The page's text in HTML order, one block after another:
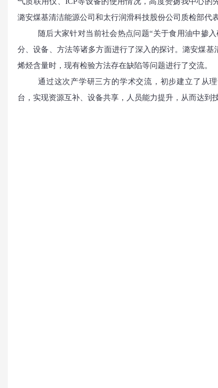
潞安煤基清洁能源公司和太行润滑科技股份公司质检部
随后大家针对当前社会热点问题“关于食用油中掺
分、设备、方法等诸多方面进行了深入的探讨。潞安煤
烯烃含量时，现有检验方法存在缺陷等问题进行
通过这次产学研三方的学术交流，初步建立了从
台，实现资源互补、设备共享，人员能力提升，从而达到